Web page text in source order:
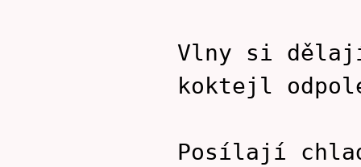
Vlny si
koktejl
Posílají